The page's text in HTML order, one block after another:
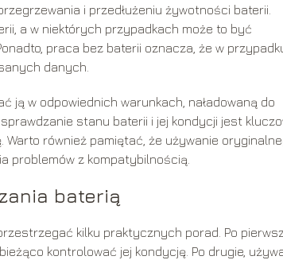
i przedłużeniu żywotności baterii.
a w niektórych przypadkach może to być
praca bez baterii oznacza, że w
danych.
ją w odpowiednich warunkach, naładowaną do
stanu baterii i jej kondycji jest
również pamiętać, że używanie
problemów z kompatybilnością.
baterią
kilku praktycznych porad. Po
kontrolować jej kondycję. Po drugie,